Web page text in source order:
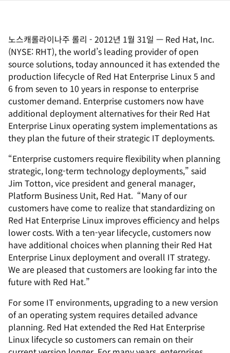
노스캐롤라이나주 롤리 - 2012년 1월 31일 — Red Hat, Inc.
(NYSE: RHT), the world’s leading provider of open
source solutions, today announced it has extended the
production lifecycle of Red Hat Enterprise Linux 5 and
6 from seven to 10 years in response to enterprise
customer demand. Enterprise customers now have
additional deployment alternatives for their Red Hat
Enterprise Linux operating system implementations as
they plan the future of their strategic IT deployments.
“Enterprise customers require flexibility when planning
strategic, long-term technology deployments,” said
Jim Totton, vice president and general manager,
Platform Business Unit, Red Hat. “Many of our
customers have come to realize that standardizing on
Red Hat Enterprise Linux improves efficiency and helps
lower costs. With a ten-year lifecycle, customers now
have additional choices when planning their Red Hat
Enterprise Linux deployment and overall IT strategy.
We are pleased that customers are looking far into the
future with Red Hat.”
For some IT environments, upgrading to a new version
of an operating system requires detailed advance
planning. Red Hat extended the Red Hat Enterprise
Linux lifecycle so customers can remain on their